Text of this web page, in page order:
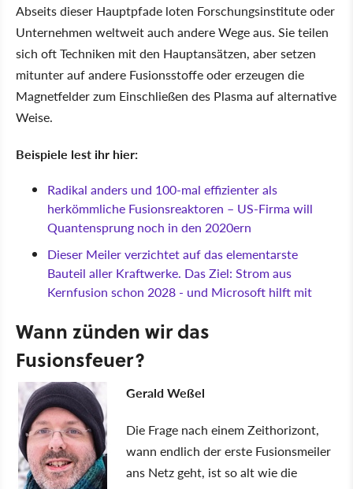
Abseits dieser Hauptpfade loten Forschungsinstitute oder
Unternehmen weltweit auch andere Wege aus. Sie teilen
sich oft Techniken mit den Hauptansätzen, aber setzen
mitunter auf andere Fusionsstoffe oder erzeugen die
Magnetfelder zum Einschließen des Plasma auf alternative
Weise.
Beispiele lest ihr hier:
Radikal anders und 100-mal effizienter als
herkömmliche Fusionsreaktoren – US-Firma will
Quantensprung noch in den 2020ern
Dieser Meiler verzichtet auf das elementarste
Bauteil aller Kraftwerke. Das Ziel: Strom aus
Kernfusion schon 2028 - und Microsoft hilft mit
Wann zünden wir das
Fusionsfeuer?
Gerald Weßel
Die Frage nach einem Zeithorizont,
wann endlich der erste Fusionsmeiler
ans Netz geht, ist so alt wie die